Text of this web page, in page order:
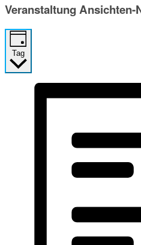
Veranstaltung Ansichten-
Tag